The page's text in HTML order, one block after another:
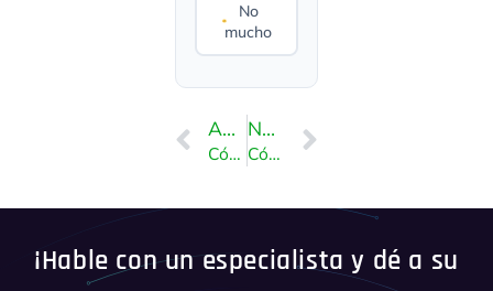
No
mucho
ANTERIOR
Cómo instalar Joomla a través de Softaculous en cPanel
NEXT
Cómo instalar Concrete CMS a través de Softaculous en cPanel
¡Hable con un especialista y dé a su